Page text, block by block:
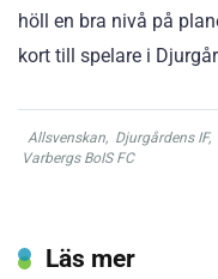
höll en bra nivå på
kort till spelare i
Allsvenskan, Djurgårdens IF,
Varbergs BoIS FC
Läs mer